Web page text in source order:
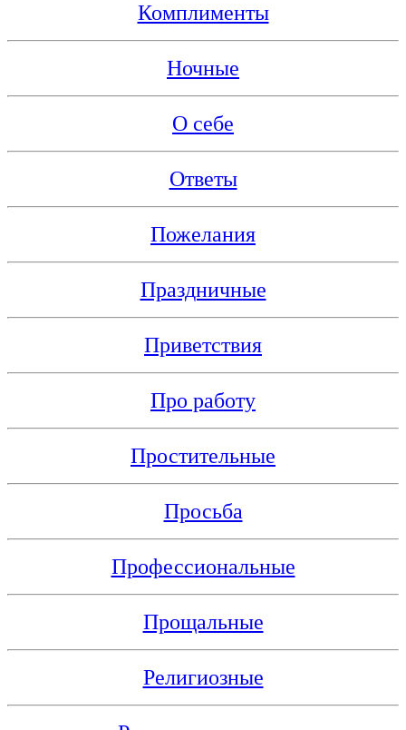
Комплименты
Ночные
О себе
Ответы
Пожелания
Праздничные
Приветствия
Про работу
Простительные
Просьба
Профессиональные
Прощальные
Религиозные